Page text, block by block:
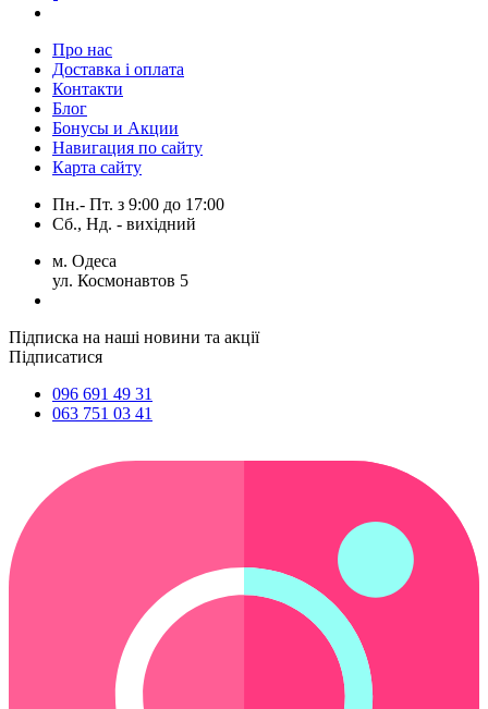
Про нас
Доставка і оплата
Контакти
Блог
Бонусы и Акции
Навигация по сайту
Карта сайту
Пн.- Пт. з 9:00 до 17:00
Сб., Нд. - вихідний
м. Одеса
ул. Космонавтов 5
Підписка на наші новини та акції
Підписатися
096 691 49 31
063 751 03 41